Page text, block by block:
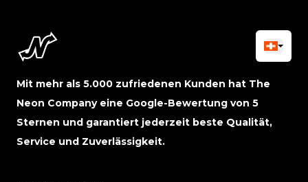
Mit mehr als 5.000 zufriedenen Kunden hat The
Neon Company eine Google-Bewertung von 5
Sternen und garantiert jederzeit beste Qualität,
Service und Zuverlässigkeit.